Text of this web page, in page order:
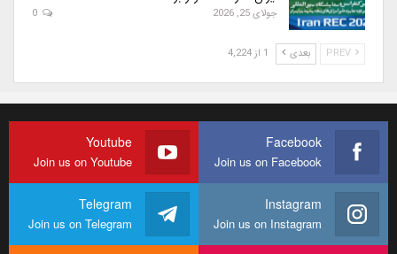
جولای 25, 2026
بعدی 1 از 4,224
Facebook
Join us on Facebook
Youtube
Join us on Youtube
Instagram
Join us on Instagram
Telegram
Join us on Telegram